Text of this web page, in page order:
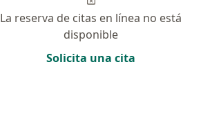
La reserva de citas en línea no está
disponible
Solicita una cita